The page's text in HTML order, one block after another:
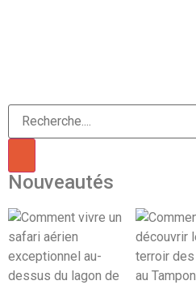
Nouveautés